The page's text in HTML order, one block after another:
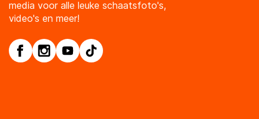
media voor alle leuke schaatsfoto's,
video's en meer!